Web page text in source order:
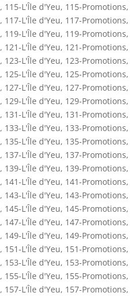
, 115-L'Île d'Yeu, 115-Promotions,
, 117-L'Île d'Yeu, 117-Promotions,
, 119-L'Île d'Yeu, 119-Promotions,
, 121-L'Île d'Yeu, 121-Promotions,
, 123-L'Île d'Yeu, 123-Promotions,
, 125-L'Île d'Yeu, 125-Promotions,
, 127-L'Île d'Yeu, 127-Promotions,
, 129-L'Île d'Yeu, 129-Promotions,
, 131-L'Île d'Yeu, 131-Promotions,
, 133-L'Île d'Yeu, 133-Promotions,
, 135-L'Île d'Yeu, 135-Promotions,
, 137-L'Île d'Yeu, 137-Promotions,
, 139-L'Île d'Yeu, 139-Promotions,
, 141-L'Île d'Yeu, 141-Promotions,
, 143-L'Île d'Yeu, 143-Promotions,
, 145-L'Île d'Yeu, 145-Promotions,
, 147-L'Île d'Yeu, 147-Promotions,
, 149-L'Île d'Yeu, 149-Promotions,
, 151-L'Île d'Yeu, 151-Promotions,
, 153-L'Île d'Yeu, 153-Promotions,
, 155-L'Île d'Yeu, 155-Promotions,
, 157-L'Île d'Yeu, 157-Promotions,